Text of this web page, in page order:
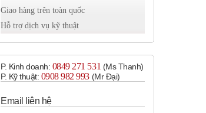
Giao hàng trên toàn quốc
Hỗ trợ dịch vụ kỹ thuật
P. Kinh doanh: 0849 271 531 (Ms Thanh)
P. Kỹ thuật: 0908 982 993​ (Mr Đại)
Email liên hệ